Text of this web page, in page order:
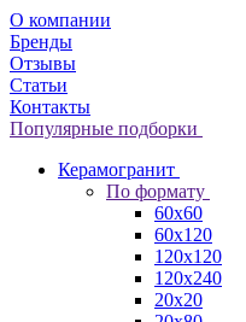
О компании
Бренды
Отзывы
Статьи
Контакты
Популярные подборки
Керамогранит
По формату
60x60
60x120
120x120
120x240
20x20